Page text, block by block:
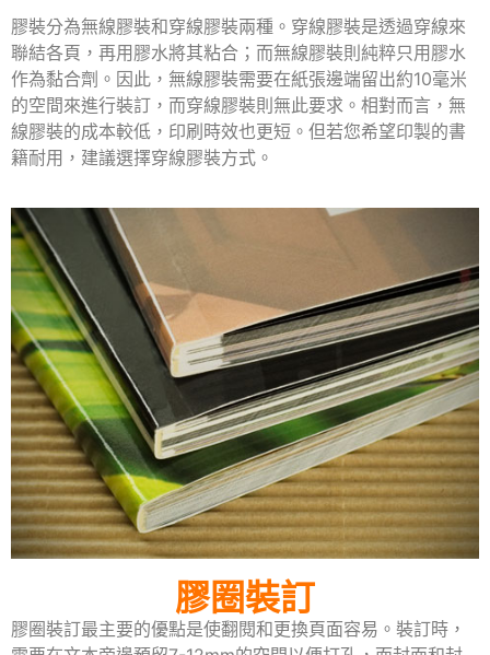
膠裝分為無線膠裝和穿線膠裝兩種。穿線膠裝是透過穿線來
聯結各頁，再用膠水將其粘合；而無線膠裝則純粹只用膠水
作為黏合劑。因此，無線膠裝需要在紙張邊端留出約10毫米
的空間來進行裝訂，而穿線膠裝則無此要求。相對而言，無
線膠裝的成本較低，印刷時效也更短。但若您希望印製的書
籍耐用，建議選擇穿線膠裝方式。
膠圈裝訂
膠圈裝訂最主要的優點是使翻閱和更換頁面容易。裝訂時，